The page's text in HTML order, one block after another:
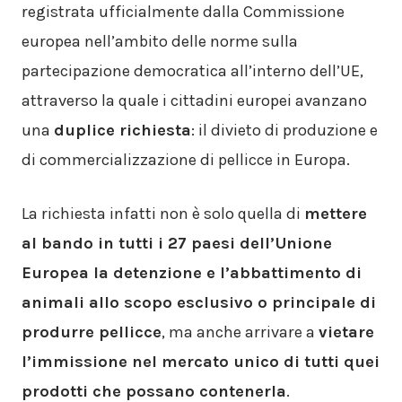
registrata ufficialmente dalla Commissione
europea nell’ambito delle norme sulla
partecipazione democratica all’interno dell’UE,
attraverso la quale i cittadini europei avanzano
una duplice richiesta: il divieto di produzione e
di commercializzazione di pellicce in Europa.
La richiesta infatti non è solo quella di mettere
al bando in tutti i 27 paesi dell’Unione
Europea la detenzione e l’abbattimento di
animali allo scopo esclusivo o principale di
produrre pellicce, ma anche arrivare a vietare
l’immissione nel mercato unico di tutti quei
prodotti che possano contenerla.